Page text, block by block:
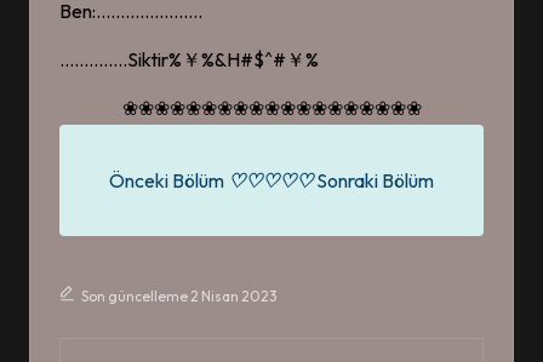
Ben:………………….
…………..Siktir%￥%&H#$^#￥%
❀❀❀❀❀❀❀❀❀❀❀❀❀❀❀❀❀❀❀
Önceki Bölüm ♡♡♡♡♡ Sonraki Bölüm
Son güncelleme 2 Nisan 2023